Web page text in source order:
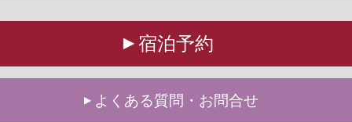
宿泊予約
よくある質問・お問合せ